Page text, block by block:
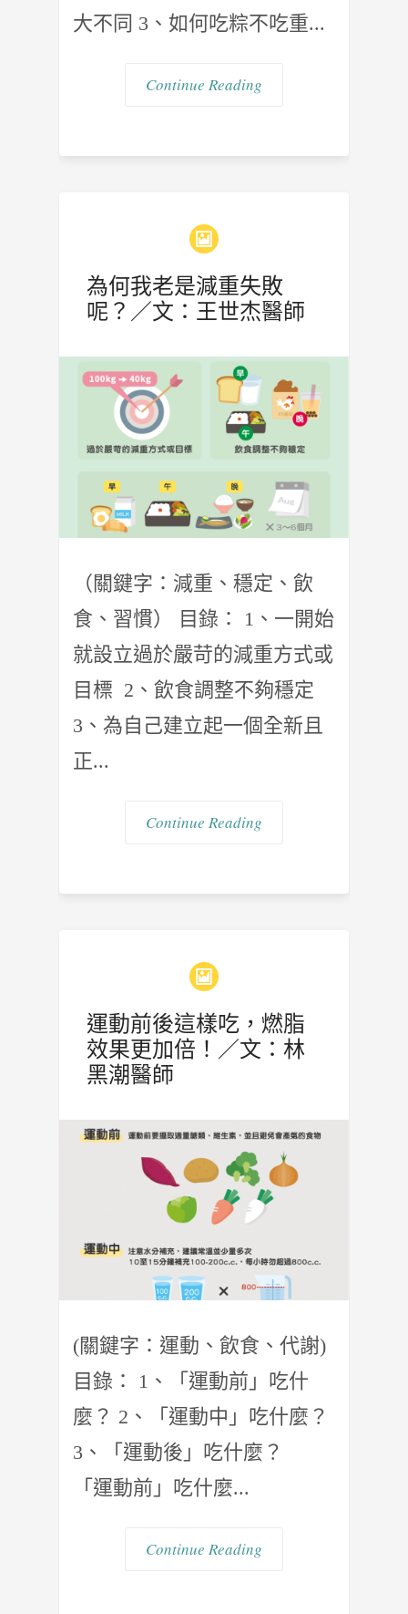
大不同 3、如何吃粽不吃重...
Continue Reading
為何我老是減重失敗
呢？／文：王世杰醫師
（關鍵字：減重、穩定、飲
食、習慣） 目錄： 1、一開始
就設立過於嚴苛的減重方式或
目標 2、飲食調整不夠穩定
3、為自己建立起一個全新且
正...
Continue Reading
運動前後這樣吃，燃脂
效果更加倍！／文：林
黑潮醫師
(關鍵字：運動、飲食、代謝)
目錄： 1、「運動前」吃什
麼？ 2、「運動中」吃什麼？
3、「運動後」吃什麼？
「運動前」吃什麼...
Continue Reading